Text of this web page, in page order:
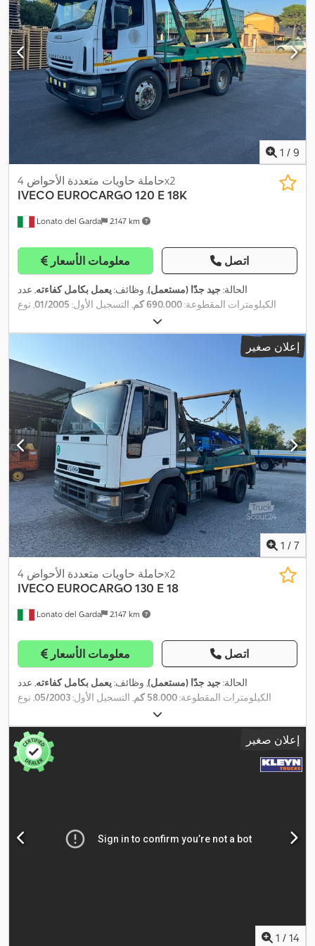
1 / 9
Lonato del Garda 2.147 km
حاملة حاويات متعددة الأحواض 4x2
IVECO EUROCARGO 120 E 18K
معلومات الأسعار اتصل
الحالة:جيد جدًا (مستعمل), وظائف:يعمل بكامل كفاءته, عدد
الكيلومترات المقطوعة:690.000 كم , التسجيل الأول: 01/2005, نوع
, الوزن الإجمالي:
العجلات:3.105 مم , وقود:ديزل, الطول الكلي:6.217 مم
, سنة الصنع:
2005
وسادة هوائية
إعلان صغير
1 / 7
Lonato del Garda 2.147 km
حاملة حاويات متعددة الأحواض 4x2
IVECO EUROCARGO 130 E 18
معلومات الأسعار اتصل
الحالة:جيد جدًا (مستعمل), وظائف:يعمل بكامل كفاءته, عدد
الكيلومترات المقطوعة:58.000 كم , التسجيل الأول:05/2003, نوع
, الوزن الإجمالي:
العجلات:3.105 مم , وقود:ديزل, فرامل:كبح المحرك, فئة الانبعاثات:يورو
3, الطول الكلي:
تاريخ خدمة كامل,
تكييف الهواء
إعلان صغير
1 / 14